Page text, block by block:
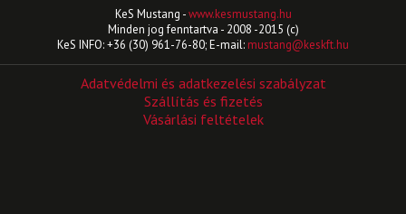
KeS Mustang -www.kesmustang.hu
Minden jog fenntartva - 2008 -2015 (c)
KeS INFO: +36 (30) 961-76-80; E-mail: mustang@keskft.hu
Adatvédelmi és adatkezelési szabályzat
Szállítás és fizetés
Vásárlási feltételek